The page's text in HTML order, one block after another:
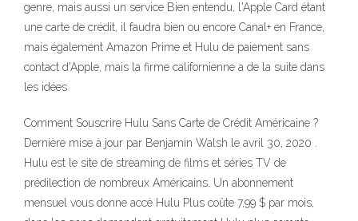
genre, mais aussi un service Bien entendu, l'Apple Card étant
une carte de crédit, il faudra bien ou encore Canal+ en France,
mais également Amazon Prime et Hulu de paiement sans
contact d'Apple, mais la firme californienne a de la suite dans
les idées
Comment Souscrire Hulu Sans Carte de Crédit Américaine ?
Dernière mise à jour par Benjamin Walsh le avril 30, 2020 .
Hulu est le site de streaming de films et séries TV de
prédilection de nombreux Américains. Un abonnement
mensuel vous donne accè Hulu Plus coûte 7,99 $ par mois,